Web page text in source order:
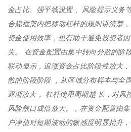
金占比、强平线设置 、风险提示义务
合规框架内把移动杠杆的规则讲清楚
资金使用效率，也有助于避免投资者
失。 在资金配置由集中转向分散的阶
联动显示，追涨资金占比阶段性放大
散的阶段阶段 ，从区域分布样本与全
逐渐放大， 杠杆使用周期越 长，对风
风险敞口成倍放大。，在资金配置由
户净值对短期波动的敏感度明显抬升